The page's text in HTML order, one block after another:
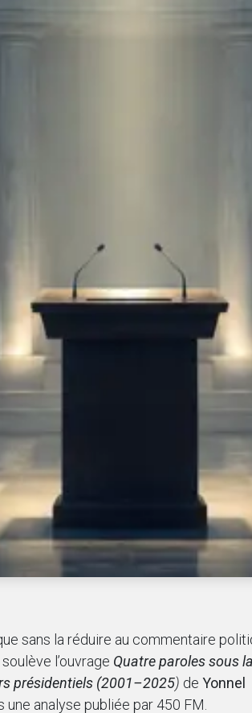
sans la réduire au commentaire
l’ouvrage Quatre paroles sous
présidentiels (2001–2025) de Yonnel
une analyse publiée par 450 FM.